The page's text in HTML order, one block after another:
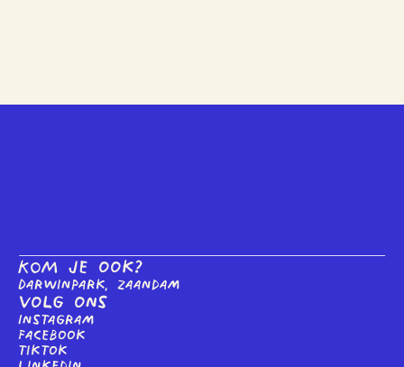
KOM je ook?
Darwinpark, Zaandam
Volg ons
Instagram
Facebook
tiktok